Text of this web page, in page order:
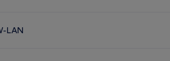
LAN